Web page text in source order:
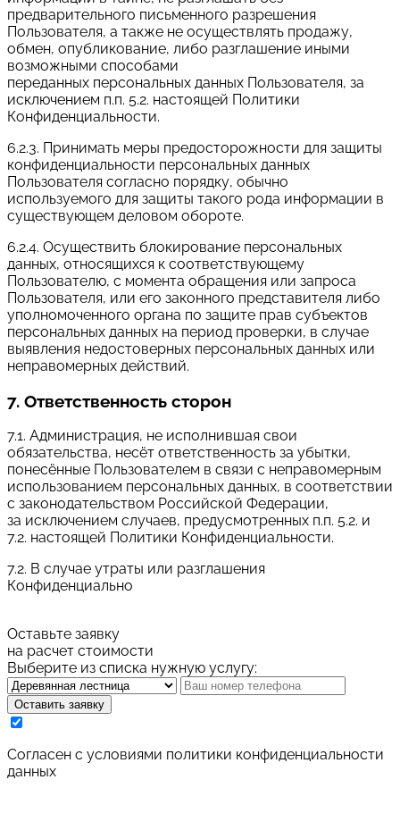
предварительного письменного разрешения
Пользователя, а также не осуществлять продажу,
обмен, опубликование, либо разглашение иными
возможными способами
переданных персональных данных Пользователя, за
исключением п.п. 5.2. настоящей Политики
Конфиденциальности.
6.2.3. Принимать меры предосторожности для защиты
конфиденциальности персональных данных
Пользователя согласно порядку, обычно
используемого для защиты такого рода информации в
существующем деловом обороте.
6.2.4. Осуществить блокирование персональных
данных, относящихся к соответствующему
Пользователю, с момента обращения или запроса
Пользователя, или его законного представителя либо
уполномоченного органа по защите прав субъектов
персональных данных на период проверки, в случае
выявления недостоверных персональных данных или
неправомерных действий.
7. Ответственность сторон
7.1. Администрация, не исполнившая свои
обязательства, несёт ответственность за убытки,
понесённые Пользователем в связи с неправомерным
использованием персональных данных, в соответствии
с законодательством Российской Федерации,
за исключением случаев, предусмотренных п.п. 5.2. и
7.2. настоящей Политики Конфиденциальности.
7.2. В случае утраты или разглашения
Конфиденциально
Оставьте заявку
на расчет стоимости
Выберите из списка нужную услугу:
Оставить заявку
Cогласен с условиями политики конфиденциальности
данных